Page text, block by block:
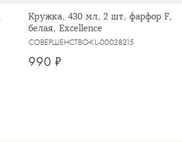
Кружка, 430 мл, 2 шт, фарфор F,
белая, Excellence
СОВЕРШЕНСТВОKL-00028215
990 ₽